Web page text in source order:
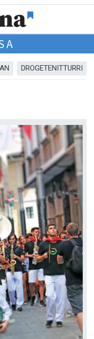
DROGETENITTURRI